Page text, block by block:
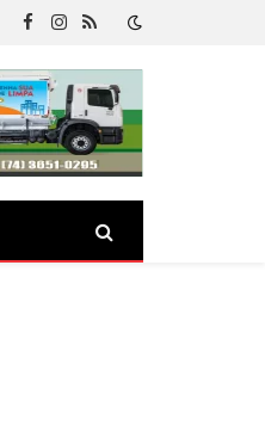
Facebook
Instagram
RSS